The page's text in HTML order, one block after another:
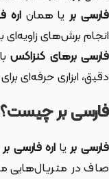
فارسی بریا هماناره
انجام برش‌های
فارسی برهای کنزاکس
دقیق، ابزاری حرفه‌ای
فارسی بر چیست؟
فارسی بریا اره فارسی بر